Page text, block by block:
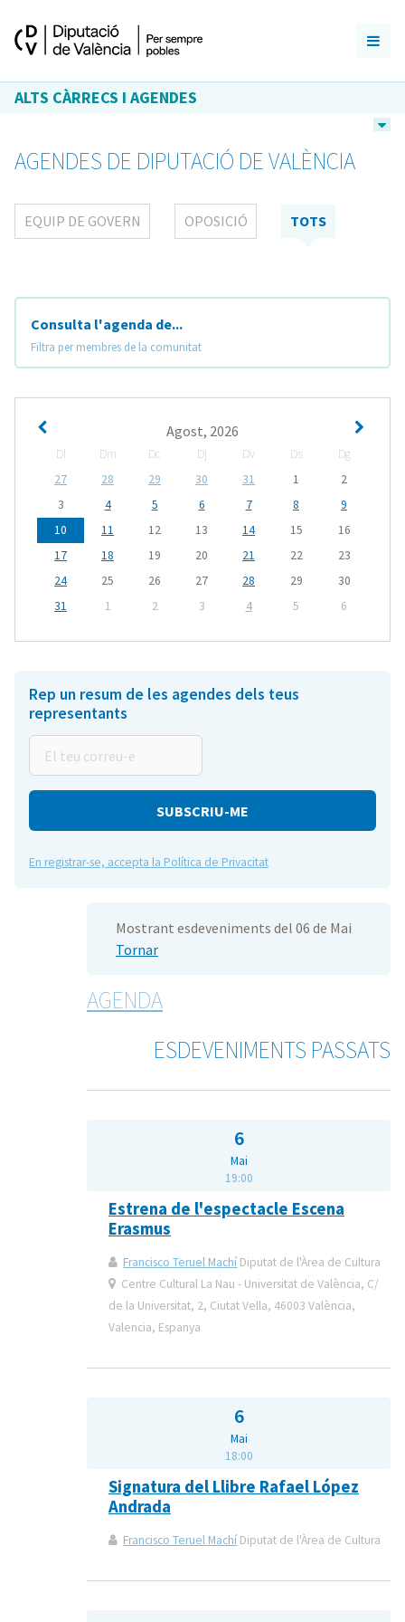
ALTS CÀRRECS I AGENDES
AGENDES DE DIPUTACIÓ DE VALÈNCIA
EQUIP DE GOVERN OPOSICIÓ TOTS
Consulta l'agenda de...
Filtra per membres de la comunitat
Agost, 2026
Dl Dm Dc Dj Dv Ds
Dg
27
28 29 30 31 1
2
3
4 5 6 7 8
9
10
11 12 13 14 15
16
17
18 19 20 21 22
23
24
25 26 27 28 29
30
31
1 2 3 4 5 6
Rep un resum de les agendes dels teus
representants
teu
correu-
En registrar-se, accepta la Política de Privacitat
Mostrant esdeveniments del 06 de Mai
Tornar
AGENDA
ESDEVENIMENTS PASSATS
6
Mai
19:00
Estrena de l'espectacle Escena
Erasmus
Francisco Teruel Machí Diputat de l'Àrea de Cultura
Centre Cultural La Nau - Universitat de València, C/
de la Universitat, 2, Ciutat Vella, 46003 València,
Valencia, Espanya
6
Mai
18:00
Signatura del Llibre Rafael López
Andrada
Francisco Teruel Machí Diputat de l'Àrea de Cultura